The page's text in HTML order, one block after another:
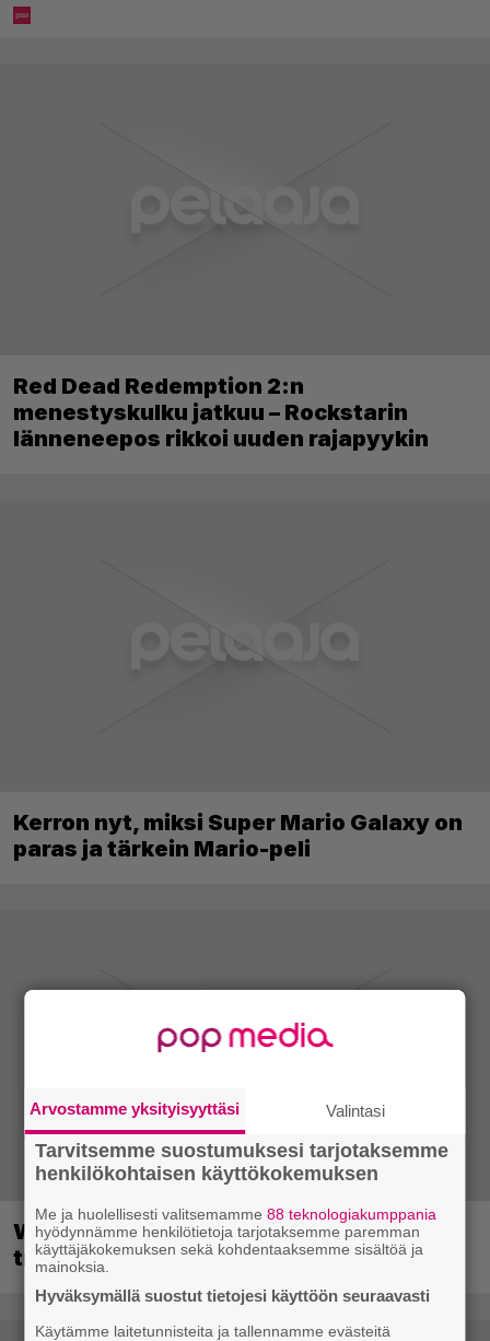
Red Dead Redemption 2:n
menestyskulku jatkuu – Rockstarin
länneneepos rikkoi uuden rajapyykin
Kerron nyt, miksi Super Mario Galaxy on
paras ja tärkein Mario-peli
Wreckfest 2 sai rallienglannintäyteisen
trailerin
Arvostamme yksityisyyttäsi Valintasi
Tarvitsemme suostumuksesi tarjotaksemme
henkilökohtaisen käyttökokemuksen
Me ja huolellisesti valitsemamme88 teknologiakumppania
hyödynnämme henkilötietoja tarjotaksemme paremman
käyttäjäkokemuksen sekä kohdentaaksemme sisältöä ja
mainoksia.
Hyväksymällä suostut tietojesi käyttöön seuraavasti
Käytämme laitetunnisteita ja tallennamme evästeitä